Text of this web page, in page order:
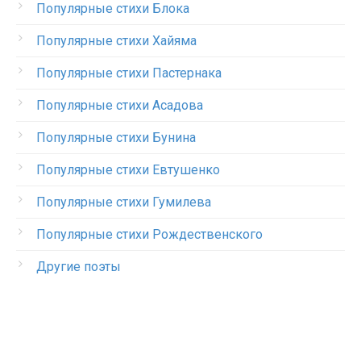
Популярные стихи Блока
Популярные стихи Хайяма
Популярные стихи Пастернака
Популярные стихи Асадова
Популярные стихи Бунина
Популярные стихи Евтушенко
Популярные стихи Гумилева
Популярные стихи Рождественского
Другие поэты